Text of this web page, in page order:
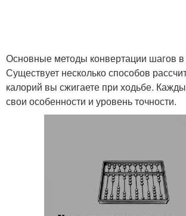
Основные методы конвертации шагов в
Существует несколько способов
калорий вы сжигаете при ходьбе.
свои особенности и уровень точности.